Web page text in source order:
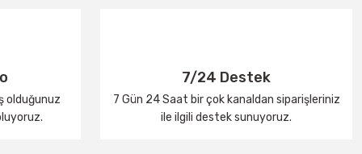
olduğunuz
7/24 Destek
7 Gün 24 Saat bir çok kanaldan siparişleriniz
ile ilgili destek sunuyoruz.